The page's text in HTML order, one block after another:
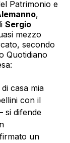
Patrimonio e
,
Sergio
mezzo
secondo
Quotidiano
casa mia
con il
si difende
un